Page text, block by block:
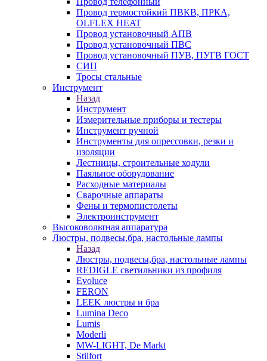
Провод термостойкий ПВКВ, ПРКА,
OLFLEX HEAT
Провод установочный АПВ
Провод установочный ПВС
Провод установочный ПУВ, ПУГВ ГОСТ
СИП
Тросы стальные
Инструмент
Назад
Инструмент
Измерительные приборы и тестеры
Инструмент ручной
Инструменты для опрессовки, резки и
изоляции
Лестницы, строительные ходули
Паяльное оборудование
Расходные материалы
Сварочные аппараты
Фены и термопистолеты
Электроинструмент
Высоковольтная аппаратура
Люстры, подвесы,бра, настольные лампы
Назад
Люстры, подвесы,бра, настольные лампы
REDIGLE светильники из профиля
Evoluce
FERON
LEEK люстры и бра
Lumina Deco
Lumis
Moderli
MW-LIGHT, De Markt
Stilfort